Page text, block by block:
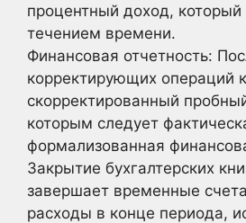
процентный доход,
течением времени.
Финансовая отчетность:
корректирующих операций
скорректированный
которым следует
формализованная
Закрытие бухгалтерских
завершает временные
расходы в конце периода,